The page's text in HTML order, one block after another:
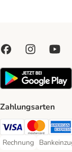
Zahlungsarten
Visa Payment Method
Mastercard
Rechnung
Rechnung Payment